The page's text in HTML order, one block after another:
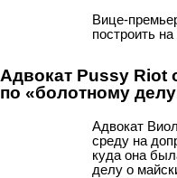
Вице-
построить
Адвокат Pussy Riot
по «болотному
Адвокат
среду на
куда она
делу о